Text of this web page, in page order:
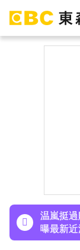
下載東
温嵐挺過
曝最新